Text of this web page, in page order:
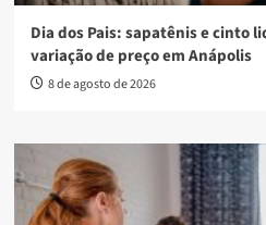
Dia dos Pais: sapatênis e cinto
variação de preço em Anápolis
8 de agosto de 2026